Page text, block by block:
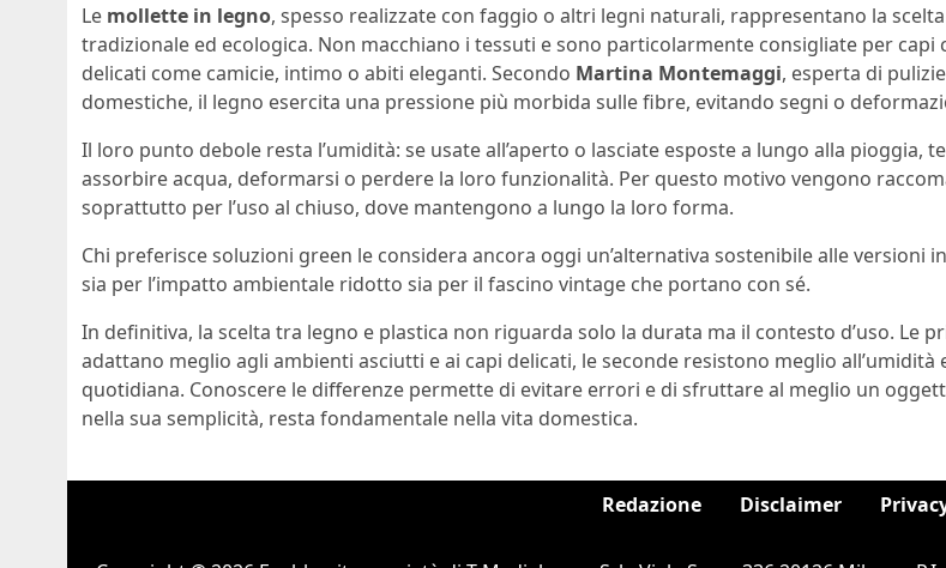
Le mollette in legno, spesso realizzate con faggio o altri legni naturali, rappresentano la
tradizionale ed ecologica. Non macchiano i tessuti e sono particolarmente consigliate per capi
delicati come camicie, intimo o abiti eleganti. Secondo Martina Montemaggi, esperta di pulizie
domestiche, il legno esercita una pressione più morbida sulle fibre, evitando segni o
Il loro punto debole resta l’umidità: se usate all’aperto o lasciate esposte a lungo alla pioggia,
assorbire acqua, deformarsi o perdere la loro funzionalità. Per questo motivo vengono
soprattutto per l’uso al chiuso, dove mantengono a lungo la loro forma.
Chi preferisce soluzioni green le considera ancora oggi un’alternativa sostenibile alle versioni
sia per l’impatto ambientale ridotto sia per il fascino vintage che portano con sé.
In definitiva, la scelta tra legno e plastica non riguarda solo la durata ma il contesto d’uso. Le
adattano meglio agli ambienti asciutti e ai capi delicati, le seconde resistono meglio all’umidità
quotidiana. Conoscere le differenze permette di evitare errori e di sfruttare al meglio un
nella sua semplicità, resta fondamentale nella vita domestica.
Redazione Disclaimer